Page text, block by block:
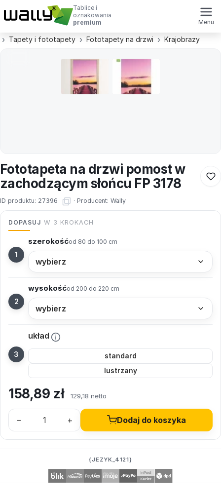
Tablice i
oznakowania
premium
Menu
Tapety i fototapety Fototapety na drzwi Krajobrazy
Fototapeta na drzwi pomost w
zachodzącym słońcu FP 3178
ID produktu: 27396 · Producent: Wally
DOPASUJ W 3 KROKACH
szerokośćod 80 do 100 cm
wysokośćod 200 do 220 cm
układ
standard
lustrzany
158,89 zł 129,18 netto
– + Dodaj do koszyka
{JEZYK_4121}